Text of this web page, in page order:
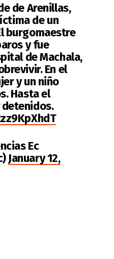
de Arenillas,
de un
burgomaestre
y fue
de Machala,
En el
y un niño
Hasta el
detenidos.
Ec
January 12,